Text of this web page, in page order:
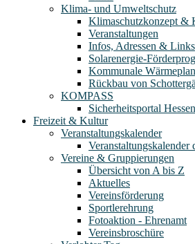
Klima- und Umweltschutz
Klimaschutzkonzept &
Veranstaltungen
Infos, Adressen & Links
Solarenergie-
Kommunale
Rückbau von
KOMPASS
Sicherheitsportal Hessen
Freizeit & Kultur
Veranstaltungskalender
Veranstaltungskalender
Vereine & Gruppierungen
Übersicht von A bis Z
Aktuelles
Vereinsförderung
Sportlerehrung
Fotoaktion - Ehrenamt
Vereinsbroschüre